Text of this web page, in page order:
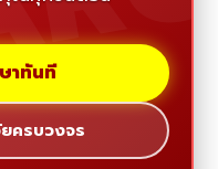
าทันที
ครบวงจร